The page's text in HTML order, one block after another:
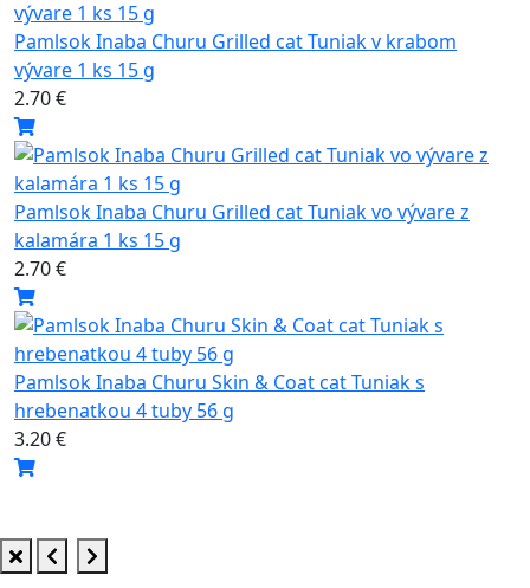
Pamlsok Inaba Churu Grilled cat Tuniak v krabom
vývare 1 ks 15 g
2.70 €
Pamlsok Inaba Churu Grilled cat Tuniak vo vývare z
kalamára 1 ks 15 g
2.70 €
Pamlsok Inaba Churu Skin & Coat cat Tuniak s
hrebenatkou 4 tuby 56 g
3.20 €